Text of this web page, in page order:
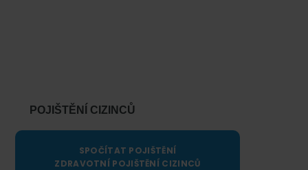
POJIŠTĚNÍ CIZINCŮ
SPOČÍTAT POJIŠTĚNÍ
ZDRAVOTNÍ POJIŠTĚNÍ CIZINCŮ